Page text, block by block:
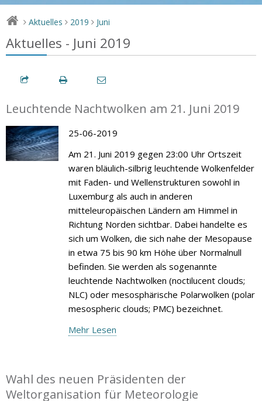
> Aktuelles > 2019 > Juni
Aktuelles - Juni 2019
Leuchtende Nachtwolken am 21. Juni 2019
25-06-2019
Am 21. Juni 2019 gegen 23:00 Uhr Ortszeit
waren bläulich-silbrig leuchtende Wolkenfelder
mit Faden- und Wellenstrukturen sowohl in
Luxemburg als auch in anderen
mitteleuropäischen Ländern am Himmel in
Richtung Norden sichtbar. Dabei handelte es
sich um Wolken, die sich nahe der Mesopause
in etwa 75 bis 90 km Höhe über Normalnull
befinden. Sie werden als sogenannte
leuchtende Nachtwolken (noctilucent clouds;
NLC) oder mesosphärische Polarwolken (polar
mesospheric clouds; PMC) bezeichnet.
Mehr Lesen
Wahl des neuen Präsidenten der
Weltorganisation für Meteorologie